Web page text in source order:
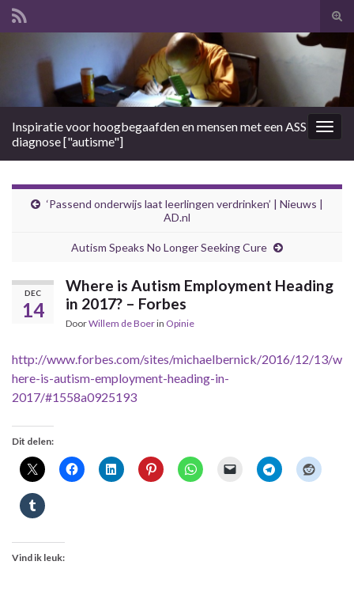
Search for:
Inspiratie voor hoogbegaafden en mensen met een ASS
diagnose ["autisme"]
‘Passend onderwijs laat leerlingen verdrinken’ | Nieuws |
AD.nl
Autism Speaks No Longer Seeking Cure
DEC
14
Where is Autism Employment Heading
in 2017? – Forbes
DoorWillem de Boerin Opinie
http://www.forbes.com/sites/michaelbernick/2016/12/13/w
here-is-autism-employment-heading-in-
2017/#1558a0925193
Dit delen:
Vind ik leuk: